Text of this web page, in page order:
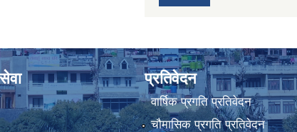
प्रतिवेदन
वार्षिक प्रगति प्रतिवेदन
चौमासिक प्रगति प्रतिवेदन